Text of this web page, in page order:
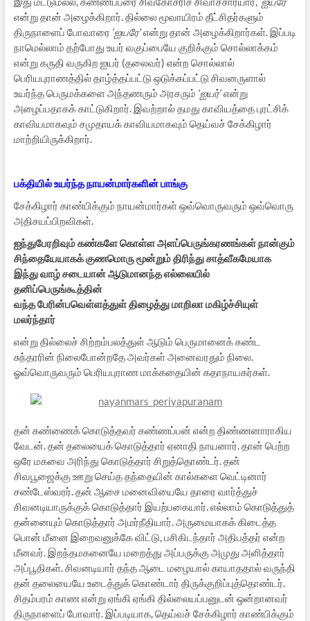
என்று தான் அழைக்கிறார். தில்லை மூவாயிரம் தீட்சிதர்களும்
திருநாளைப் போவாரை ‘ஐயரே’என்று தான் அழைக்கிறார்கள். இப்படி
நாமெல்லாம் தற்போது உயர் வகுப்பையே குறிக்கும் சொல்லாக்கம்
என்று கருதி வருகிற ஐயர் (தலைவர்) என்ற சொல்லால்
பெரியபுராணத்தில் தாழ்த்தப்பட்டு ஒடுக்கப்பட்டு சிவனருளால்
உயர்ந்த பெருமக்களை அந்தணரும் அரசரும் ‘ஐயர்’என்று
அழைப்பதாகக் காட்டுகிறார். இவற்றால் தமது காவியத்தை புரட்சிக்
காவியமாகவும் சமுதாயக் காவியமாகவும் தெய்வச் சேக்கிழார்
மாற்றியிருக்கிறார்.
பக்தியில் உயர்ந்த நாயன்மார்களின் பாங்கு
சேக்கிழார் காண்பிக்கும் நாயன்மார்கள் ஒவ்வொருவரும் ஒவ்வொரு
அதிசயப்பிறவிகள்.
ஐந்துபேரறிவும் கண்களே கொள்ள அளப்பெருங்கரணங்கள் நான்கும்
சிந்தையேயாகக் குணமொரு மூன்றும் திரிந்து சாத்வீகமேயாக
இந்து வாழ் சடையான் ஆடுமானந்த எல்லையில்
தனிப்பெருங்கூத்தின்
வந்த பேரின்பவெள்ளத்துள் திழைத்து மாறிலா மகிழ்ச்சியுள்
மலர்ந்தார்
என்று தில்லைச் சிற்றம்பலத்துள் ஆடும் பெருமானைக் கண்ட
சுந்தரரின் நிலைபோன்றதே அவர்கள் அனைவரதும் நிலை.
ஓவ்வொருவரும் பெரியபுராண மாக்கதையின் கதாநாயகர்கள்.
தன் கண்ணைக் கொடுத்தவர் கண்ணப்பன் என்ற திண்ணனாராகிய
வேடன். தன் தலையைக் கொடுத்தார் ஏனாதி நாயனார். தான் பெற்ற
ஒரே மகவை அரிந்து கொடுத்தார் சிறுத்தொண்டர். தன்
சிவபூஜைக்கு ஊறு செய்த தந்தையின் கால்களை வெட்டினார்
சண்டேஸ்வரர். தன் ஆசை மனைவியையே தாரை வார்த்துச்
சிவனடியாருக்குக் கொடுத்தார் இயற்பகையார். எல்லாம் கொடுத்துத்
தன்னையும் கொடுத்தார் அமர்நீதியார். அருமையாகக் கிடைத்த
பொன் மீனை இறைவனுக்கே விட்டு, பசிகிடந்தார் அதிபத்தர் என்ற
மீனவர். இறந்தமகனையே மறைத்து அப்பருக்கு அமுது அளித்தார்
அப்பூதிகள். சிவனடியார் தந்த ஆடை மழையால் காயாததால் வருந்தி
தன் தலையையே உடைத்துக் கொண்டார் திருக்குறிப்புத்தொண்டர்.
சிதம்பரம் காண என்று ஏங்கி ஏங்கி தில்லையப்பனுடன் ஒன்றானவர்
திருநாளைப் போவார். இப்படியாக, தெய்வச் சேக்கிழார் காண்பிக்கும்